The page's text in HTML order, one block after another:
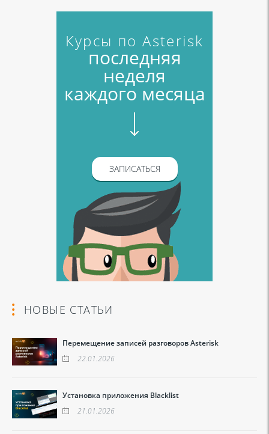
Курсы по Asterisk
последняя
неделя
каждого месяца
ЗАПИСАТЬСЯ
НОВЫЕ СТАТЬИ
Перемещение записей разговоров Asterisk
22.01.2026
Установка приложения Blacklist
21.01.2026